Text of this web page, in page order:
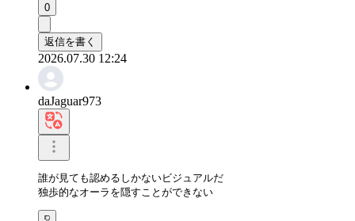
0
返信を書く
2026.07.30 12:24
daJaguar973
誰が見ても認めるしかないビジュアルだ
独歩的なオーラを隠すことができない